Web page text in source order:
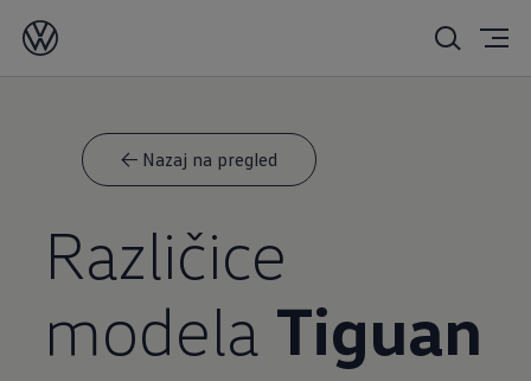
<- Nazaj na pregled
Različice
modela Tiguan